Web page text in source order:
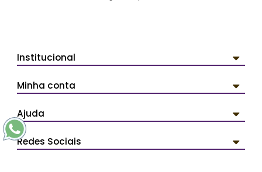
Institucional
Minha conta
Ajuda
Redes Sociais